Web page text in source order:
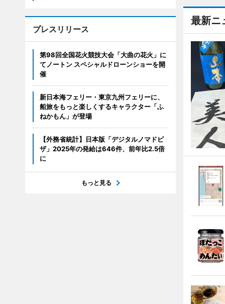
最新ニ
プレスリリース
第98回全国花火競技大会「大曲の花火」に
てノートン スペシャルドローンショーを開
催
新日本海フェリー・東京九州フェリーに、
船旅をもっと楽しくするキャラクター「ふ
ねかもん」が登場
【外務省統計】日本版「デジタルノマドビ
ザ」2025年の発給は646件、前年比2.5倍
に
もっと見る